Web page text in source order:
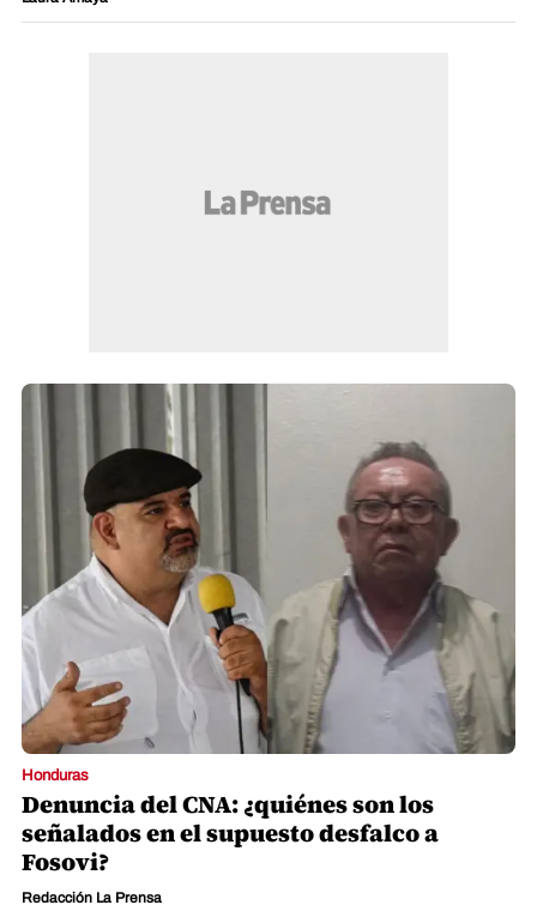
Honduras
Denuncia del CNA: ¿quiénes son los
señalados en el supuesto desfalco a
Fosovi?
Redacción La Prensa